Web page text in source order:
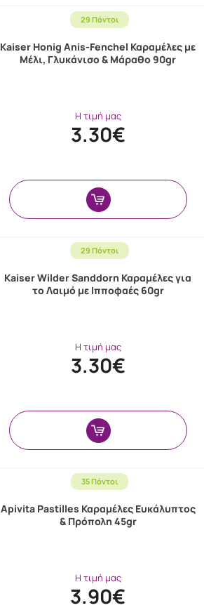
29 Πόντοι
Kaiser Honig Anis-Fenchel Καραμέλες με
Μέλι, Γλυκάνισο & Μάραθο 90gr
Η τιμή μας
3.30€
29 Πόντοι
Kaiser Wilder Sanddorn Καραμέλες για
το Λαιμό με Ιπποφαές 60gr
Η τιμή μας
3.30€
35 Πόντοι
Apivita Pastilles Καραμέλες Ευκάλυπτος
& Πρόπολη 45gr
Η τιμή μας
3.90€